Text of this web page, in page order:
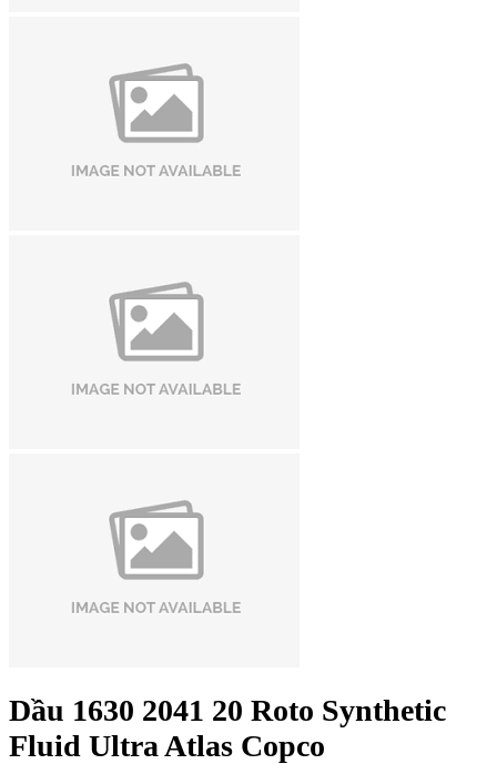
Dầu 1630 2041 20 Roto Synthetic
Fluid Ultra Atlas Copco